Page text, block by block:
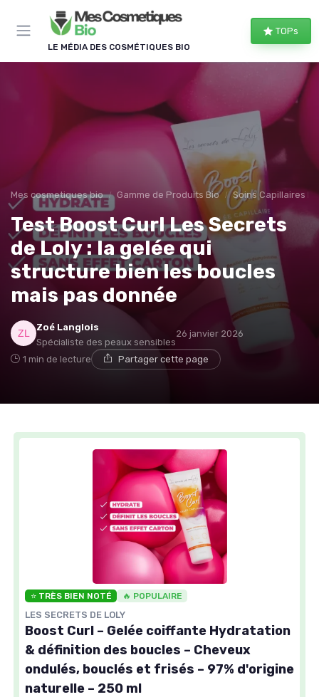
LE MÉDIA DES COSMÉTIQUES BIO
TOPs
Mes cosmetiques bio Gamme de Produits Bio Soins Capillaires
Test Boost Curl Les Secrets
de Loly : la gelée qui
structure bien les boucles
mais pas donnée
Zoé Langlois
Spécialiste des peaux sensibles
26 janvier 2026
1 min de lecture Partager cette page
⭐ TRÈS BIEN NOTÉ 🔥 POPULAIRE
LES SECRETS DE LOLY
Boost Curl – Gelée coiffante Hydratation
& définition des boucles – Cheveux
ondulés, bouclés et frisés – 97% d'origine
naturelle – 250 ml
Panneau de gestion des cookies